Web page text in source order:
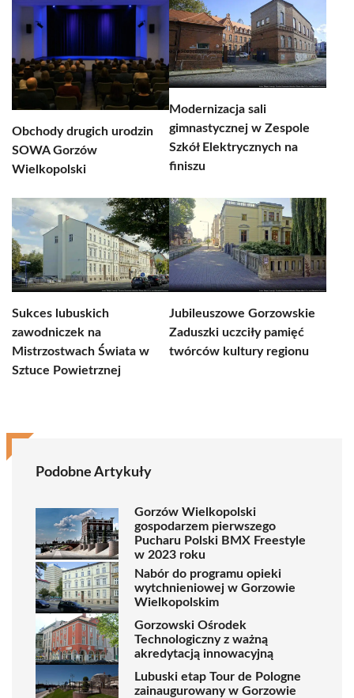
Obchody drugich urodzin
SOWA Gorzów
Wielkopolski
Modernizacja sali
gimnastycznej w Zespole
Szkół Elektrycznych na
finiszu
Sukces lubuskich
zawodniczek na
Mistrzostwach Świata w
Sztuce Powietrznej
Jubileuszowe Gorzowskie
Zaduszki uczciły pamięć
twórców kultury regionu
Podobne Artykuły
Gorzów Wielkopolski
gospodarzem pierwszego
Pucharu Polski BMX Freestyle
w 2023 roku
Nabór do programu opieki
wytchnieniowej w Gorzowie
Wielkopolskim
Gorzowski Ośrodek
Technologiczny z ważną
akredytacją innowacyjną
Lubuski etap Tour de Pologne
zainaugurowany w Gorzowie